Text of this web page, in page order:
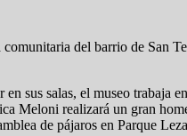
del barrio de San
sus salas, el museo trabaja
Meloni realizará un gran
de pájaros en Parque